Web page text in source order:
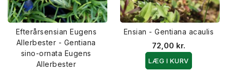
Efterårsensian Eugens
Allerbester - Gentiana
sino-ornata Eugens
Allerbester
Ensian - Gentiana acaulis
72,00 kr.
LÆG I KURV